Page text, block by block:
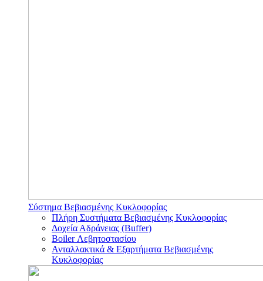
Σύστημα Βεβιασμένης Κυκλοφορίας
Πλήρη Συστήματα Βεβιασμένης Κυκλοφορίας
Δοχεία Αδράνειας (Buffer)
Boiler Λεβητοστασίου
Ανταλλακτικά & Εξαρτήματα Βεβιασμένης
Κυκλοφορίας